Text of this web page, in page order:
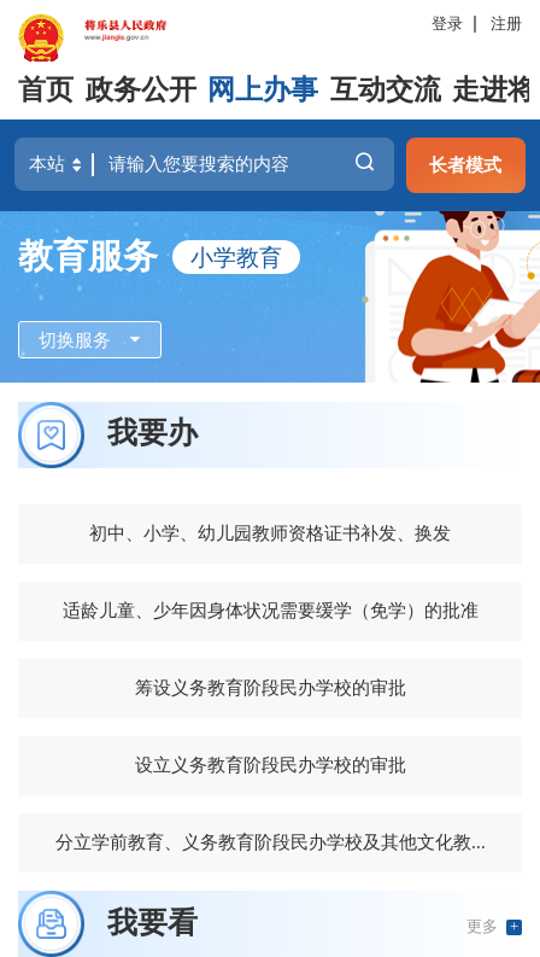
登录 注册
首页 政务公开 网上办事 互动交流 走进
长者模式
教育服务 小学教育
切换服务
我要办
初中、小学、幼儿园教师资格证书补发、换发
适龄儿童、少年因身体状况需要缓学（免学）的批准
筹设义务教育阶段民办学校的审批
设立义务教育阶段民办学校的审批
分立学前教育、义务教育阶段民办学校及其他文化教...
我要看 更多 +